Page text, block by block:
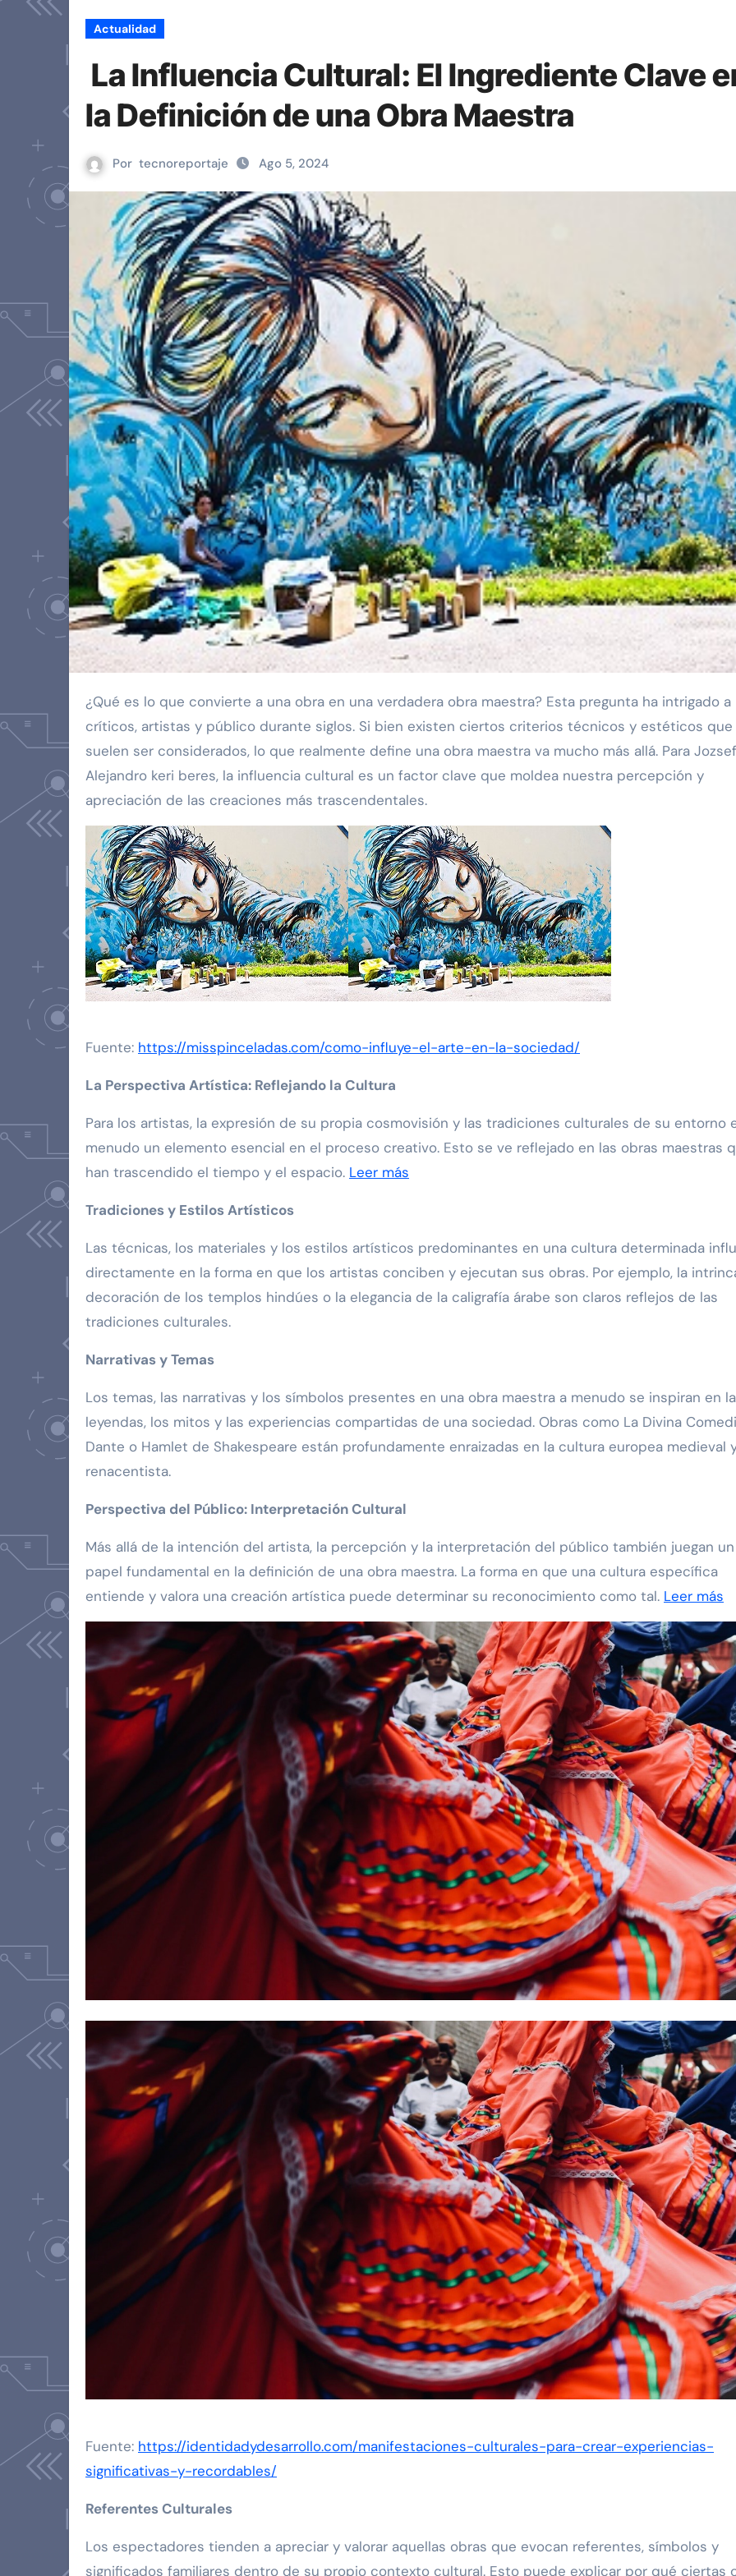
Actualidad
La Influencia Cultural: El Ingrediente Clave
la Definición de una Obra Maestra
Por tecnoreportaje Ago 5, 2024
¿Qué es lo que convierte a una obra en una verdadera obra maestra? Esta pregunta ha intrigado a
críticos, artistas y público durante siglos. Si bien existen ciertos criterios técnicos y estéticos que
suelen ser considerados, lo que realmente define una obra maestra va mucho más allá. Para Jozsef
Alejandro keri beres, la influencia cultural es un factor clave que moldea nuestra percepción y
apreciación de las creaciones más trascendentales.
Fuente: https://misspinceladas.com/como-influye-el-arte-en-la-sociedad/
La Perspectiva Artística: Reflejando la Cultura
Para los artistas, la expresión de su propia cosmovisión y las tradiciones culturales de su entorno
menudo un elemento esencial en el proceso creativo. Esto se ve reflejado en las obras maestras
han trascendido el tiempo y el espacio. Leer más
Tradiciones y Estilos Artísticos
Las técnicas, los materiales y los estilos artísticos predominantes en una cultura determinada
directamente en la forma en que los artistas conciben y ejecutan sus obras. Por ejemplo, la
decoración de los templos hindúes o la elegancia de la caligrafía árabe son claros reflejos de las
tradiciones culturales.
Narrativas y Temas
Los temas, las narrativas y los símbolos presentes en una obra maestra a menudo se inspiran en
leyendas, los mitos y las experiencias compartidas de una sociedad. Obras como La Divina
Dante o Hamlet de Shakespeare están profundamente enraizadas en la cultura europea medieval
renacentista.
Perspectiva del Público: Interpretación Cultural
Más allá de la intención del artista, la percepción y la interpretación del público también juegan un
papel fundamental en la definición de una obra maestra. La forma en que una cultura específica
entiende y valora una creación artística puede determinar su reconocimiento como tal. Leer más
Fuente: https://identidadydesarrollo.com/manifestaciones-culturales-para-crear-experiencias-
significativas-y-recordables/
Referentes Culturales
Los espectadores tienden a apreciar y valorar aquellas obras que evocan referentes, símbolos y
significados familiares dentro de su propio contexto cultural. Esto puede explicar por qué ciertas